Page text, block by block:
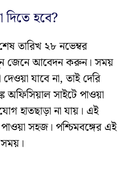
হবে?
তারিখ ২৮ নভেম্বর
জেনে আবেদন করুন। সময়
যাবে না, তাই দেরি
অফিসিয়াল সাইটে পাওয়া
হাতছাড়া না যায়। এই
সহজ। পশ্চিমবঙ্গের এই